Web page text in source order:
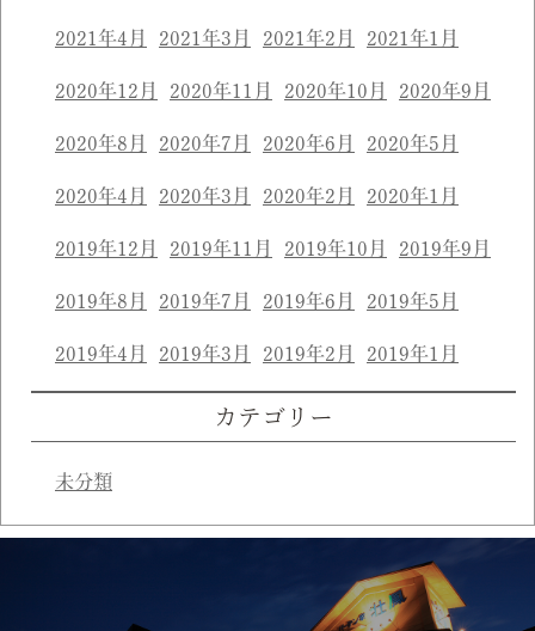
2021年4月 2021年3月 2021年2月 2021年1月
2020年12月 2020年11月 2020年10月 2020年9月
2020年8月 2020年7月 2020年6月 2020年5月
2020年4月 2020年3月 2020年2月 2020年1月
2019年12月 2019年11月 2019年10月 2019年9月
2019年8月 2019年7月 2019年6月 2019年5月
2019年4月 2019年3月 2019年2月 2019年1月
カテゴリー
未分類